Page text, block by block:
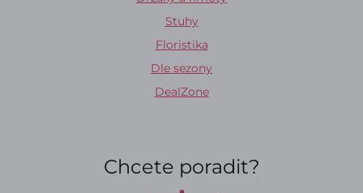
Stuhy
Floristika
Dle sezony
DealZone
Chcete poradit?